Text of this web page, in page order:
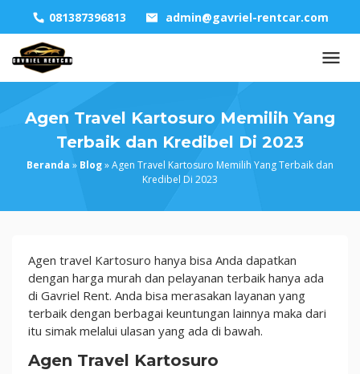
content
081387396813 admin@gavriel-rentcar.com
Agen Travel Kartosuro Memilih Yang
Terbaik dan Kredibel Di 2023
Beranda » Blog»Agen Travel Kartosuro Memilih Yang Terbaik dan
Kredibel Di 2023
Agen
Travel
Kartosuro
Memilih
Yang
dan
Agen travel Kartosuro hanya bisa Anda dapatkan
dengan harga murah dan pelayanan terbaik hanya ada
di Gavriel Rent. Anda bisa merasakan layanan yang
terbaik dengan berbagai keuntungan lainnya maka dari
itu simak melalui ulasan yang ada di bawah.
Agen Travel Kartosuro